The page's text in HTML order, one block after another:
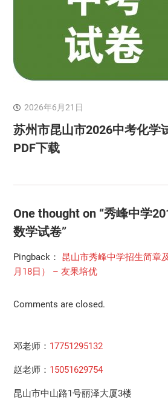
2026年6月21日
苏州市昆山市2026中考化学
PDF下载
One thought on “秀峰中学
数学试卷”
Pingback： 昆山市秀峰中学招生简章
月18日） – 友果培优
Comments are closed.
邓老师： 17751295132
赵老师： 15051629754
昆山市中山路1号丽泽大厦3楼